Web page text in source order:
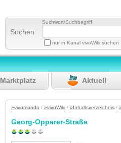
Suchen
Suchwort/Suchbegriff
nur in Kanal vivoWiki suchen
Marktplatz Aktuell
»vivomondo / »vivoWiki/ »Inhaltsverzeichnis/
Georg-Opperer-Straße